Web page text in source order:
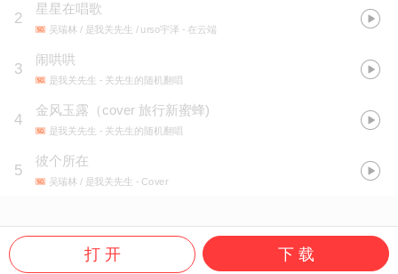
2
星星在唱歌
吴瑞林 / 是我关先生 / urso宇泽 - 在云端
3
闹哄哄
是我关先生 - 关先生的随机翻唱
4
金风玉露（cover 旅行新蜜蜂)
是我关先生 - 关先生的随机翻唱
5
彼个所在
吴瑞林 / 是我关先生 - Cover
打 开 下 载